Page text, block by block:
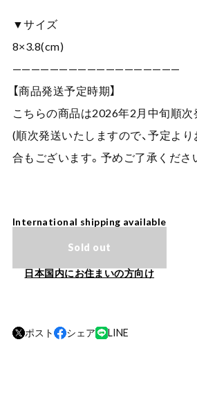
▼サイズ
8×3.8(cm)
——————————————————
【商品発送予定時期】
こちらの商品は2026年2月中旬順次
(順次発送いたしますので、予定よ
合もございます。予めご了承くださ
International shipping available
Sold out
日本国内にお住まいの方向け
ポスト シェア LINE